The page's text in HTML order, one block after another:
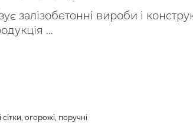
залізобетонні вироби і
...
огорожі, поручні